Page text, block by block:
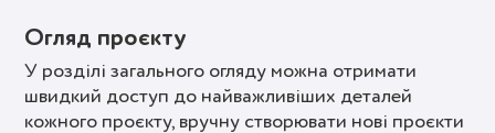
Огляд проєкту
У розділі загального огляду можна отримати
швидкий доступ до найважливіших деталей
кожного проєкту, вручну створювати нові проєкти